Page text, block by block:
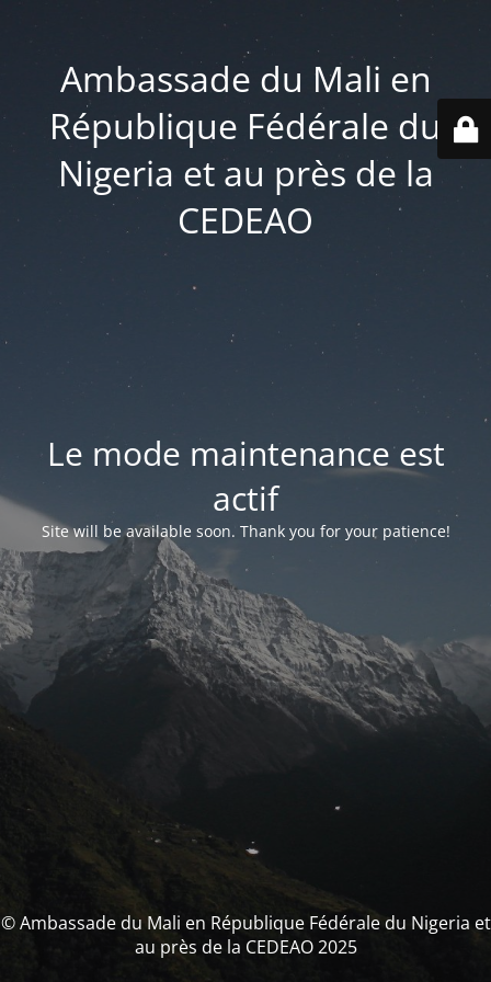
Ambassade du Mali en
République Fédérale du
Nigeria et au près de la
CEDEAO
Le mode maintenance est
actif
Site will be available soon. Thank you for your patience!
© Ambassade du Mali en République Fédérale du Nigeria et
au près de la CEDEAO 2025